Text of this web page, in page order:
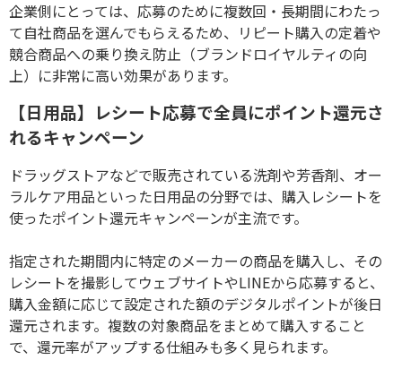
企業側にとっては、応募のために複数回・長期間にわたっ
て自社商品を選んでもらえるため、リピート購入の定着や
競合商品への乗り換え防止（ブランドロイヤルティの向
上）に非常に高い効果があります。
【日用品】レシート応募で全員にポイント還元さ
れるキャンペーン
ドラッグストアなどで販売されている洗剤や芳香剤、オー
ラルケア用品といった日用品の分野では、購入レシートを
使ったポイント還元キャンペーンが主流です。
指定された期間内に特定のメーカーの商品を購入し、その
レシートを撮影してウェブサイトやLINEから応募すると、
購入金額に応じて設定された額のデジタルポイントが後日
還元されます。複数の対象商品をまとめて購入すること
で、還元率がアップする仕組みも多く見られます。